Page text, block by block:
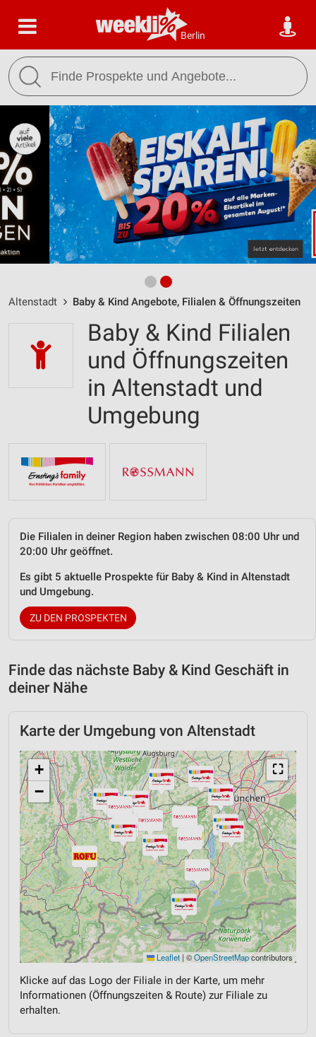
Berlin
Altenstadt Baby & Kind Angebote, Filialen & Öffnungszeiten
Baby & Kind Filialen
und Öffnungszeiten
in Altenstadt und
Umgebung
Die Filialen in deiner Region haben zwischen 08:00 Uhr und
20:00 Uhr geöffnet.
Es gibt 5 aktuelle Prospekte für Baby & Kind in Altenstadt
und Umgebung.
ZU DEN PROSPEKTEN
Finde das nächste Baby & Kind Geschäft in
deiner Nähe
Karte der Umgebung von Altenstadt
⛶
+
−
Leaflet | ©OpenStreetMapcontributors
Klicke auf das Logo der Filiale in der Karte, um mehr
Informationen (Öffnungszeiten & Route) zur Filiale zu
erhalten.